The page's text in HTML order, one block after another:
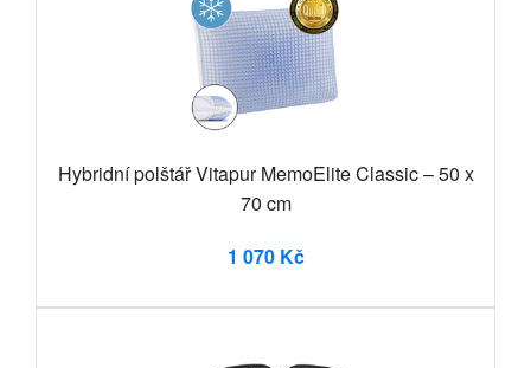
Hybridní polštář Vitapur MemoElite Classic – 50 x
70 cm
1 070 Kč